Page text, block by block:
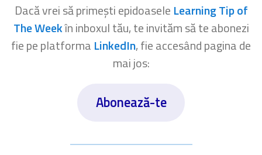
Dacă vrei să primești epidoasele Learning Tip of
The Weekîn inboxul tău, te invităm să te abonezi
fie pe platforma LinkedIn, fie accesând pagina de
mai jos:
Abonează-te